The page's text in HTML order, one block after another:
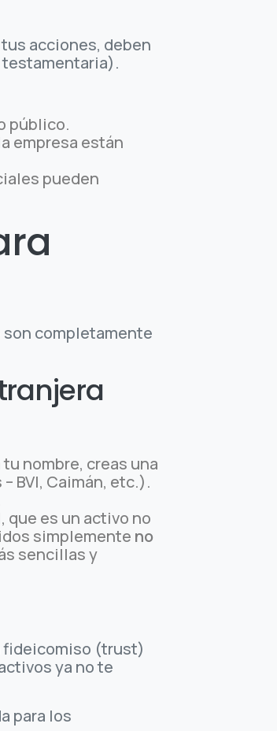
acciones, deben
público.
empresa están
pueden
completamente
nombre, creas una
BVI, Caimán, etc.).
que es un activo no
simplemente no
sencillas y
fideicomiso (trust)
ya no te
para los